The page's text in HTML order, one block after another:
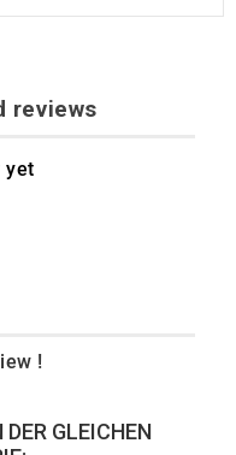
reviews
yet
!
GLEICHEN